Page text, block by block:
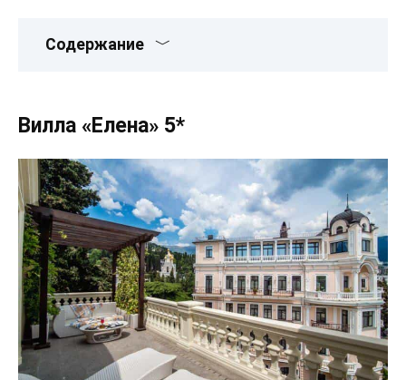
Содержание
Вилла «Елена» 5*